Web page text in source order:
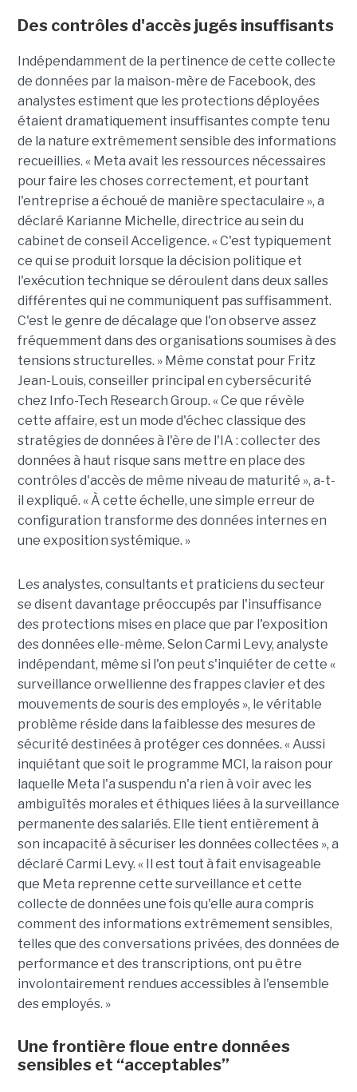
Des contrôles d'accès jugés insuffisants
Indépendamment de la pertinence de cette collecte
de données par la maison-mère de Facebook, des
analystes estiment que les protections déployées
étaient dramatiquement insuffisantes compte tenu
de la nature extrêmement sensible des informations
recueillies. « Meta avait les ressources nécessaires
pour faire les choses correctement, et pourtant
l'entreprise a échoué de manière spectaculaire », a
déclaré Karianne Michelle, directrice au sein du
cabinet de conseil Acceligence. « C'est typiquement
ce qui se produit lorsque la décision politique et
l'exécution technique se déroulent dans deux salles
différentes qui ne communiquent pas suffisamment.
C'est le genre de décalage que l'on observe assez
fréquemment dans des organisations soumises à des
tensions structurelles. » Même constat pour Fritz
Jean-Louis, conseiller principal en cybersécurité
chez Info-Tech Research Group. « Ce que révèle
cette affaire, est un mode d'échec classique des
stratégies de données à l'ère de l'IA : collecter des
données à haut risque sans mettre en place des
contrôles d'accès de même niveau de maturité », a-t-
il expliqué. « À cette échelle, une simple erreur de
configuration transforme des données internes en
une exposition systémique. »
Les analystes, consultants et praticiens du secteur
se disent davantage préoccupés par l'insuffisance
des protections mises en place que par l'exposition
des données elle-même. Selon Carmi Levy, analyste
indépendant, même si l'on peut s'inquiéter de cette «
surveillance orwellienne des frappes clavier et des
mouvements de souris des employés », le véritable
problème réside dans la faiblesse des mesures de
sécurité destinées à protéger ces données. « Aussi
inquiétant que soit le programme MCI, la raison pour
laquelle Meta l'a suspendu n'a rien à voir avec les
ambiguïtés morales et éthiques liées à la surveillance
permanente des salariés. Elle tient entièrement à
son incapacité à sécuriser les données collectées », a
déclaré Carmi Levy. « Il est tout à fait envisageable
que Meta reprenne cette surveillance et cette
collecte de données une fois qu'elle aura compris
comment des informations extrêmement sensibles,
telles que des conversations privées, des données de
performance et des transcriptions, ont pu être
involontairement rendues accessibles à l'ensemble
des employés. »
Une frontière floue entre données
sensibles et “acceptables”